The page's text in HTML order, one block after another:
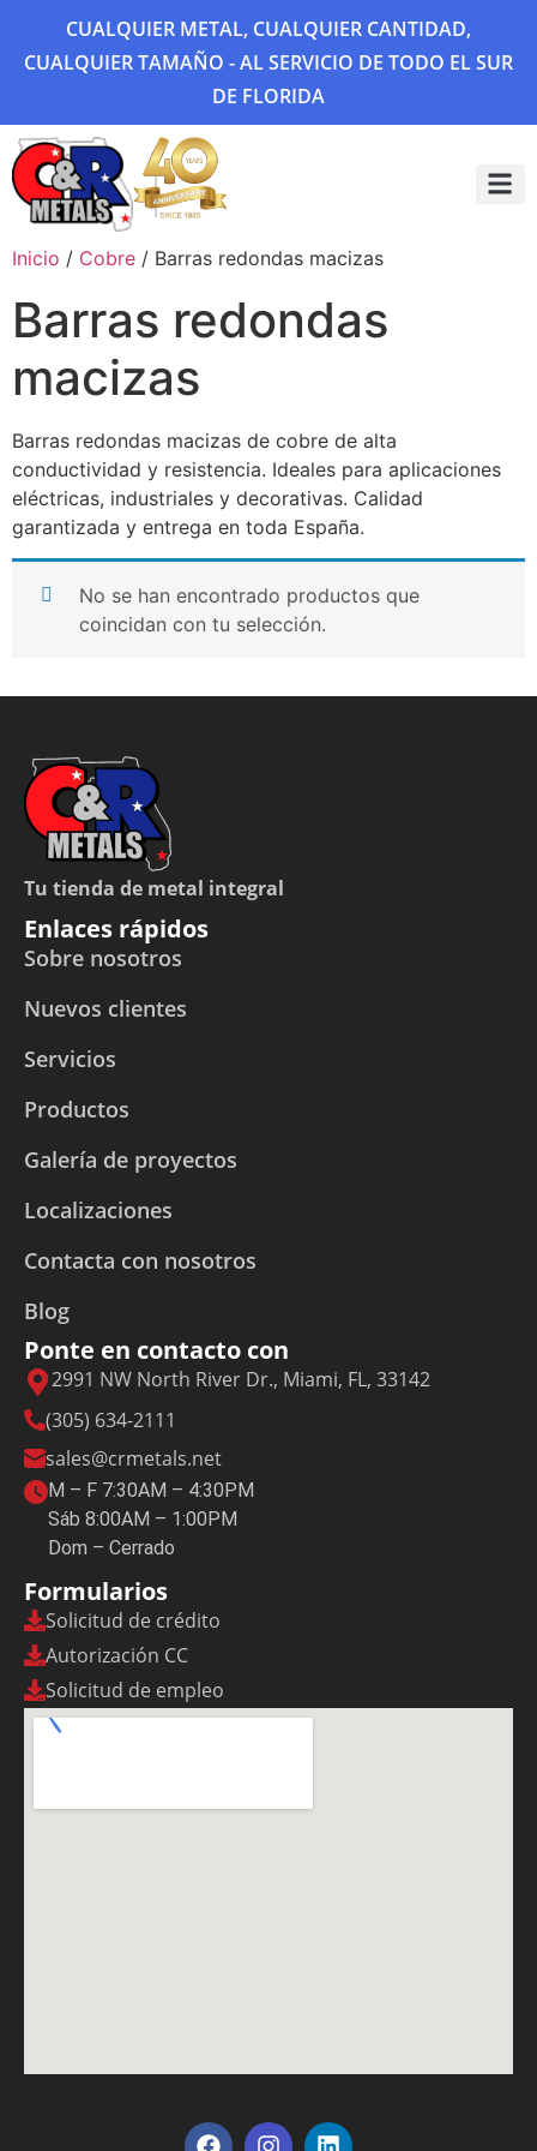
CUALQUIER METAL, CUALQUIER CANTIDAD,
CUALQUIER TAMAÑO - AL SERVICIO DE TODO EL SUR
DE FLORIDA
Inicio / Cobre / Barras redondas macizas
Barras redondas
macizas
Barras redondas macizas de cobre de alta
conductividad y resistencia. Ideales para aplicaciones
eléctricas, industriales y decorativas. Calidad
garantizada y entrega en toda España.
No se han encontrado productos que
coincidan con tu selección.
Tu tienda de metal integral
Enlaces rápidos
Sobre nosotros
Nuevos clientes
Servicios
Productos
Galería de proyectos
Localizaciones
Contacta con nosotros
Blog
Ponte en contacto con
2991 NW North River Dr., Miami, FL, 33142
(305) 634-2111
sales@crmetals.net
M – F 7:30AM – 4:30PM
Sáb 8:00AM – 1:00PM
Dom – Cerrado
Formularios
Solicitud de crédito
Autorización CC
Solicitud de empleo